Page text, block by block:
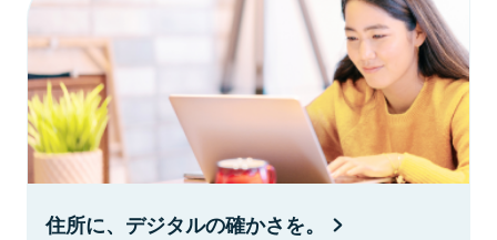
住所に、デジタルの確かさを。